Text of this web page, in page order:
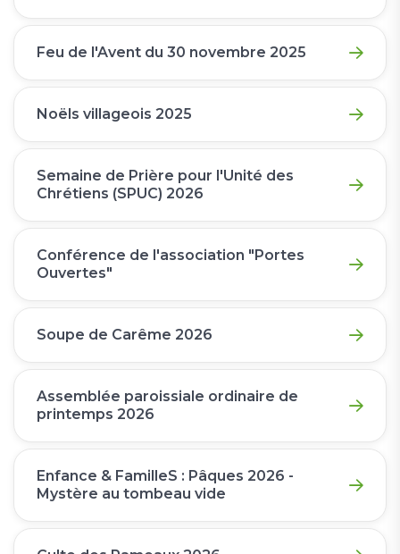
Feu de l'Avent du 30 novembre 2025
Noëls villageois 2025
Semaine de Prière pour l'Unité des
Chrétiens (SPUC) 2026
Conférence de l'association "Portes
Ouvertes"
Soupe de Carême 2026
Assemblée paroissiale ordinaire de
printemps 2026
Enfance & FamilleS : Pâques 2026 -
Mystère au tombeau vide